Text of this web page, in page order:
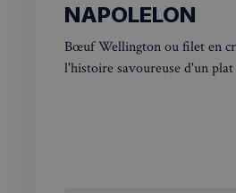
NAPOLELON
Bœuf Wellington ou filet en
l'histoire savoureuse d'un